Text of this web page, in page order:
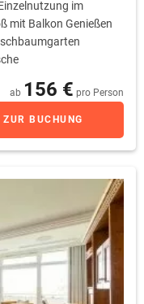
im
mit Balkon Genießen
ab 156 € pro Person
ZUR BUCHUNG